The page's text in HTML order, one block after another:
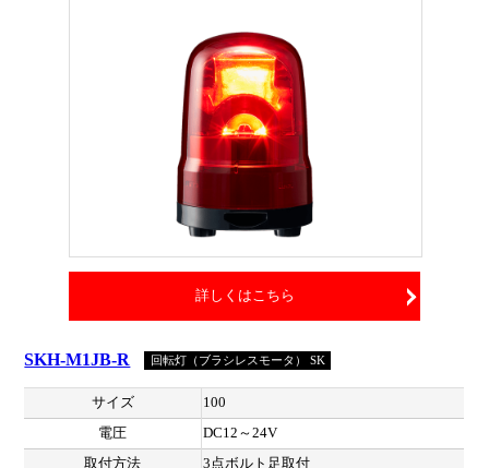
詳しくはこちら
SKH-M1JB-R 回転灯（ブラシレスモータ） SK
サイズ
100
電圧
DC12～24V
取付方法
3点ボルト足取付